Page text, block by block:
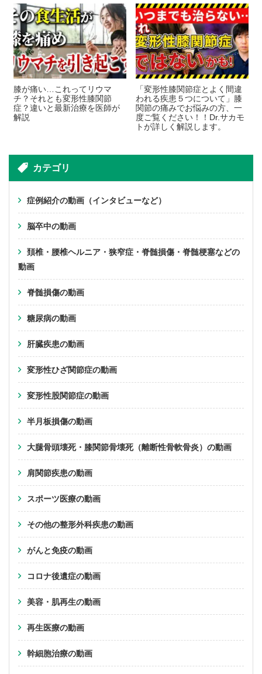
膝が痛い…これってリウマ
チ？それとも変形性膝関節
症？違いと最新治療を医師が
解説
「変形性膝関節症とよく間違
われる疾患５つについて」膝
関節の痛みでお悩みの方、一
度ご覧ください！！Dr.サカモ
トが詳しく解説します。
カテゴリ
症例紹介の動画（インタビューなど）
脳卒中の動画
頚椎・腰椎ヘルニア・狭窄症・脊髄損傷・脊髄梗塞などの
動画
脊髄損傷の動画
糖尿病の動画
肝臓疾患の動画
変形性ひざ関節症の動画
変形性股関節症の動画
半月板損傷の動画
大腿骨頭壊死・膝関節骨壊死（離断性骨軟骨炎）の動画
肩関節疾患の動画
スポーツ医療の動画
その他の整形外科疾患の動画
がんと免疫の動画
コロナ後遺症の動画
美容・肌再生の動画
再生医療の動画
幹細胞治療の動画